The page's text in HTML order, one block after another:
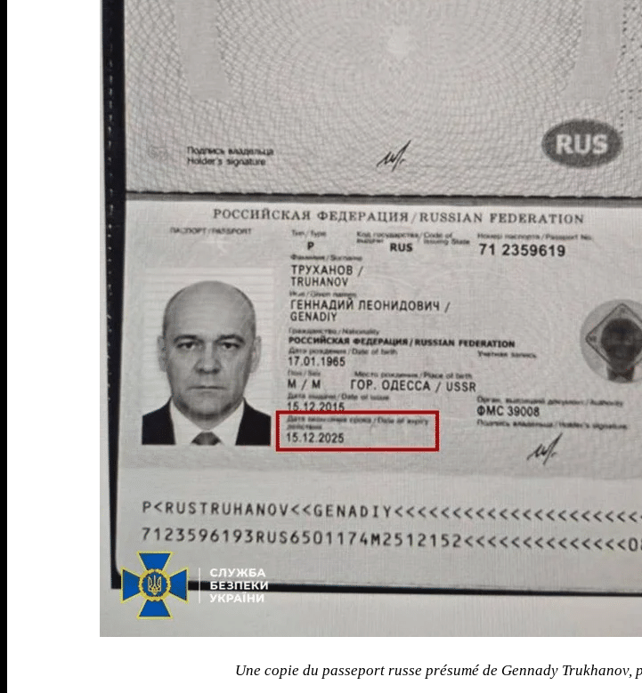
Une copie du passeport russe présumé de Gennady